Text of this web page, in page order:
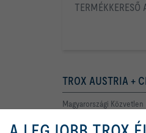
TERMÉKKERESŐ
TROX AUSTRIA +
Magyarországi Közvetlen